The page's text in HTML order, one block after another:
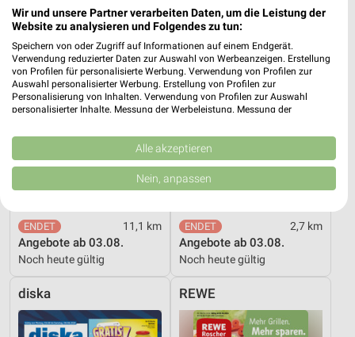
11,1 km
Angebote ab 03.08.
Noch heute gültig
2,7 km
Angebote ab 03.08.
Noch heute gültig
diska REWE
Wir und unsere Partner verarbeiten Daten, um die Leistung der
Website zu analysieren und Folgendes zu tun:
Speichern von oder Zugriff auf Informationen auf einem Endgerät.
Verwendung reduzierter Daten zur Auswahl von Werbeanzeigen. Erstellung
von Profilen für personalisierte Werbung. Verwendung von Profilen zur
Auswahl personalisierter Werbung. Erstellung von Profilen zur
Personalisierung von Inhalten. Verwendung von Profilen zur Auswahl
personalisierter Inhalte. Messung der Werbeleistung. Messung der
Kombinationen von Daten aus verschiedenen Quellen. Entwicklung und
Verbesserung der Angebote. Verwendung reduzierter Daten zur Auswahl
von Inhalten.
Daten können außerhalb der Europäischen Union weitergegeben und in die
Website/App.
Partnerliste anzeigen (1 IAB-Anbieter)
Wir nutzen Ihre Daten für folgende Zwecke:
Speichern von oder Zugriff auf Informationen
auf einem Endgerät
Alle akzeptieren
Nein, anpassen